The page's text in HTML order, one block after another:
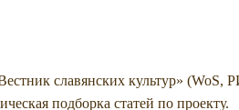
славянских культур»
подборка статей по проекту.